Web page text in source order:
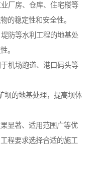
厂房、仓库、住宅楼等
的稳定性和安全性。
防等水利工程的地基处
。
机场跑道、港口码头等
坝的地基处理，提高坝体
显著、适用范围广等优
程要求选择合适的施工